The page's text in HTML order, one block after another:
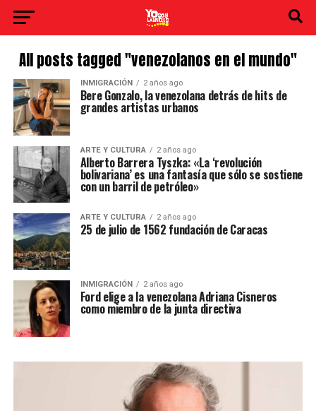
All posts tagged "venezolanos en el mundo"
INMIGRACIÓN 2 años ago
Bere Gonzalo, la venezolana detrás de hits de
grandes artistas urbanos
ARTE Y CULTURA 2 años ago
Alberto Barrera Tyszka: «La ‘revolución
bolivariana’ es una fantasía que sólo se sostiene
con un barril de petróleo»
ARTE Y CULTURA 2 años ago
25 de julio de 1562 fundación de Caracas
INMIGRACIÓN 2 años ago
Ford elige a la venezolana Adriana Cisneros
como miembro de la junta directiva